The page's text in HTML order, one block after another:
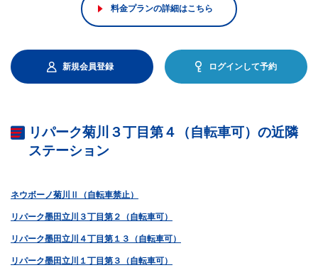
料金プランの詳細はこちら
新規会員登録 ログインして予約
リパーク菊川３丁目第４（自転車可）の近隣
ステーション
ネウボーノ菊川Ⅱ（自転車禁止）
リパーク墨田立川３丁目第２（自転車可）
リパーク墨田立川４丁目第１３（自転車可）
リパーク墨田立川１丁目第３（自転車可）